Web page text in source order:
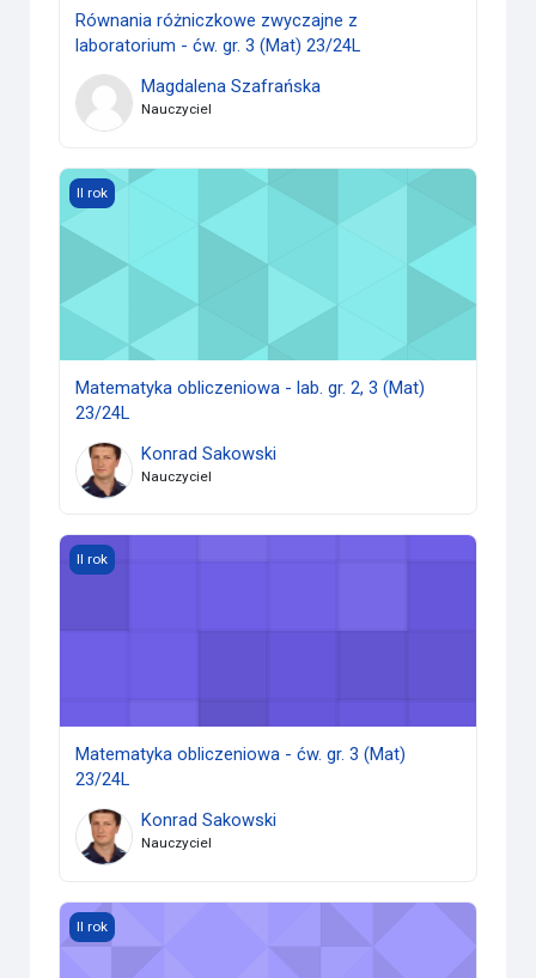
Równania różniczkowe zwyczajne z
laboratorium - ćw. gr. 3 (Mat) 23/24L
Magdalena Szafrańska
Nauczyciel
Matematyka obliczeniowa - lab. gr. 2, 3 (Mat) 23/24L
II rok
Matematyka obliczeniowa - lab. gr. 2, 3 (Mat)
23/24L
Konrad Sakowski
Nauczyciel
Matematyka obliczeniowa - ćw. gr. 3 (Mat) 23/24L
II rok
Matematyka obliczeniowa - ćw. gr. 3 (Mat)
23/24L
Konrad Sakowski
Nauczyciel
Rachunek prawdopodobieństwa I (Mat) 23/24L
II rok